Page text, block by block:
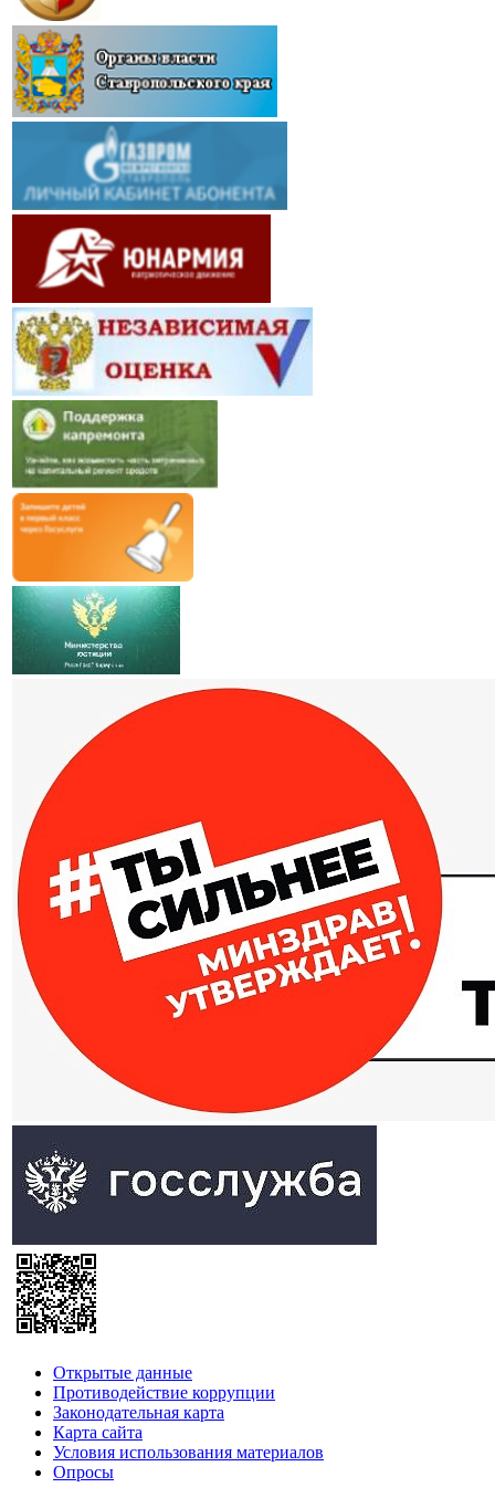
Открытые данные
Противодействие коррупции
Законодательная карта
Карта сайта
Условия использования материалов
Опросы